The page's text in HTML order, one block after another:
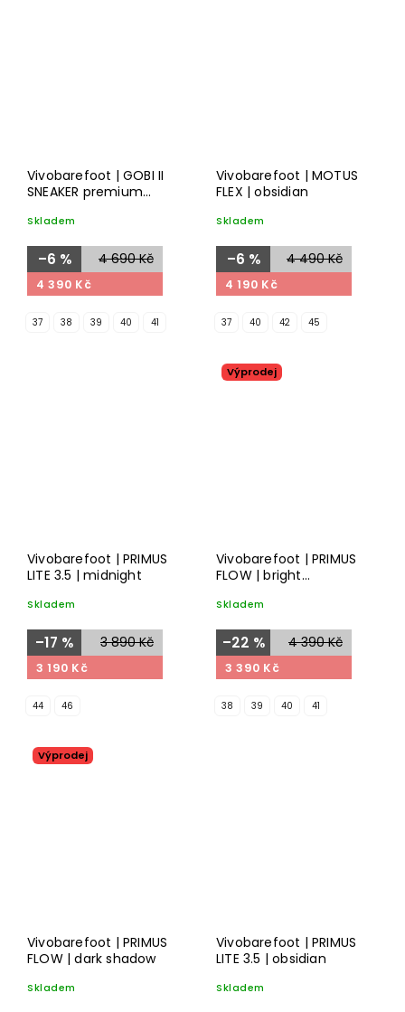
Vivobarefoot | GOBI II
SNEAKER premium
Skladem
4 690 Kč
–6 %
4 390 Kč
37 38 39 40 41
Vivobarefoot | MOTUS
FLEX | obsidian
Skladem
4 490 Kč
–6 %
4 190 Kč
37 40 42 45
Vivobarefoot | PRIMUS
LITE 3.5 | midnight
Skladem
3 890 Kč
–17 %
3 190 Kč
44 46
Výprodej
Vivobarefoot | PRIMUS
FLOW | bright
Skladem
4 390 Kč
–22 %
3 390 Kč
38 39 40 41
Výprodej
Vivobarefoot | PRIMUS
FLOW | dark shadow
Skladem
Vivobarefoot | PRIMUS
LITE 3.5 | obsidian
Skladem